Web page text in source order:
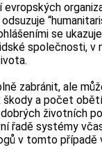
evropských
se ukazuje
společnosti, v
zabránit, ale
a počet
životních
řadě systémy
v tomto případě